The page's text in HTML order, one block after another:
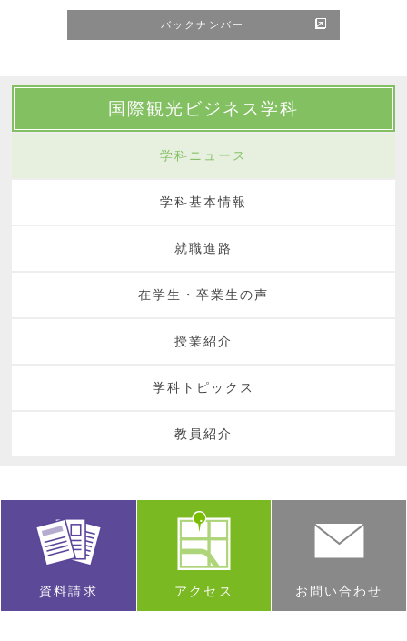
バックナンバー
国際観光ビジネス学科
学科ニュース
学科基本情報
就職進路
在学生・卒業生の声
授業紹介
学科トピックス
教員紹介
資料請求 アクセス お問い合わせ